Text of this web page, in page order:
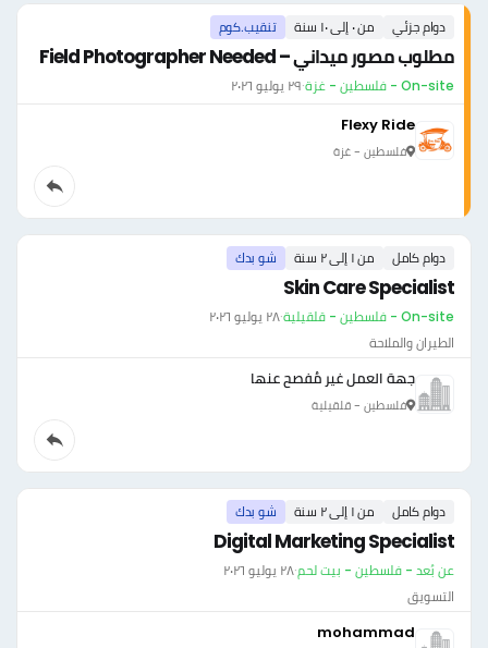
دوام جزئي من ٠ إلى ١٠ سنة تنقيب.كوم
مطلوب مصور ميداني – Field Photographer Needed
On-site - فلسطين - غزة ·٢٩ يوليو ٢٠٢٦
Flexy Ride
فلسطين - غزة
دوام كامل من ١ إلى ٢ سنة شو بدك
Skin Care Specialist
On-site - فلسطين - قلقيلية ·٢٨ يوليو ٢٠٢٦
الطيران والملاحة
جهة العمل غير مُفصح عنها
فلسطين - قلقيلية
دوام كامل من ١ إلى ٢ سنة شو بدك
Digital Marketing Specialist
عن بُعد - فلسطين - بيت لحم·٢٨ يوليو ٢٠٢٦
التسويق
mohammad